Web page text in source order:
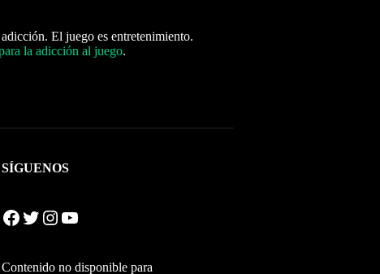
El juego es entretenimiento.
la adicción al juego.
SÍGUENOS
Facebook Twitter Instagram YouTube
Contenido no disponible para